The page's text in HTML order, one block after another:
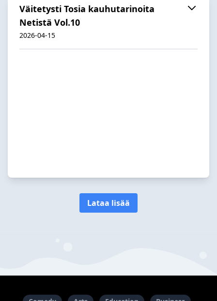
Väitetysti Tosia kauhutarinoita
Netistä Vol.10
2026-04-15
Lataa lisää